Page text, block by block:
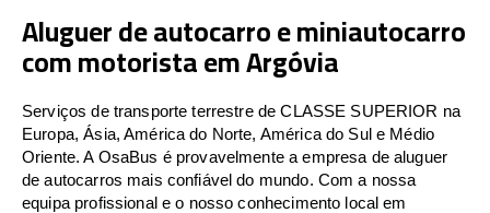
Aluguer de autocarro e miniautocarro
com motorista em Argóvia
Serviços de transporte terrestre de CLASSE SUPERIOR na
Europa, Ásia, América do Norte, América do Sul e Médio
Oriente. A OsaBus é provavelmente a empresa de aluguer
de autocarros mais confiável do mundo. Com a nossa
equipa profissional e o nosso conhecimento local em